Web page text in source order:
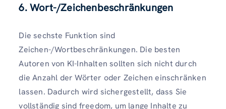
6. Wort-/Zeichenbeschränkungen
Die sechste Funktion sind
Zeichen-/Wortbeschränkungen. Die besten
Autoren von KI-Inhalten sollten sich nicht durch
die Anzahl der Wörter oder Zeichen einschränken
lassen. Dadurch wird sichergestellt, dass Sie
vollständig sind freedom, um lange Inhalte zu